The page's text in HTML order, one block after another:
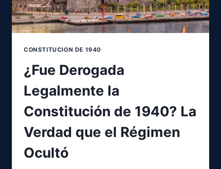
CONSTITUCIÓN
DE
1940
CONSTITUCION DE 1940
¿Fue Derogada
Legalmente la
Constitución de 1940? La
Verdad que el Régimen
Ocultó